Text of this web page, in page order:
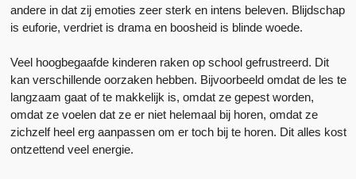
andere in dat zij emoties zeer sterk en intens beleven. Blijdschap
is euforie, verdriet is drama en boosheid is blinde woede.
Veel hoogbegaafde kinderen raken op school gefrustreerd. Dit
kan verschillende oorzaken hebben. Bijvoorbeeld omdat de les te
langzaam gaat of te makkelijk is, omdat ze gepest worden,
omdat ze voelen dat ze er niet helemaal bij horen, omdat ze
zichzelf heel erg aanpassen om er toch bij te horen. Dit alles kost
ontzettend veel energie.